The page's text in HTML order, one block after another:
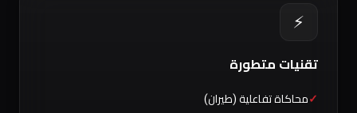
⚡
تقنيات متطورة
محاكاة تفاعلية (طيران)